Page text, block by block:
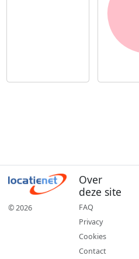
© 2026
Over
deze site
FAQ
Privacy
Cookies
Contact